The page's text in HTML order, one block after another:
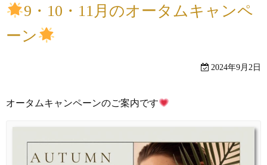
ッ
9・10・11月のオータムキャンペ
ーン
2024年9月2日
オータムキャンペーンのご案内です